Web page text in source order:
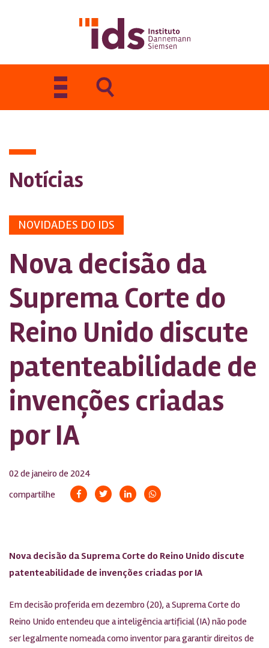
Toggle
navigation
Notícias
NOVIDADES DO IDS
Nova decisão da
Suprema Corte do
Reino Unido discute
patenteabilidade de
invenções criadas
por IA
02 de janeiro de 2024
compartilhe
Nova decisão da Suprema Corte do Reino Unido discute
patenteabilidade de invenções criadas por IA
Em decisão proferida em dezembro (20), a Suprema Corte do
Reino Unido entendeu que a inteligência artificial (IA) não pode
ser legalmente nomeada como inventor para garantir direitos de